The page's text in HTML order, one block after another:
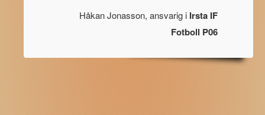
Håkan Jonasson, ansvarig i Irsta IF
Fotboll P06